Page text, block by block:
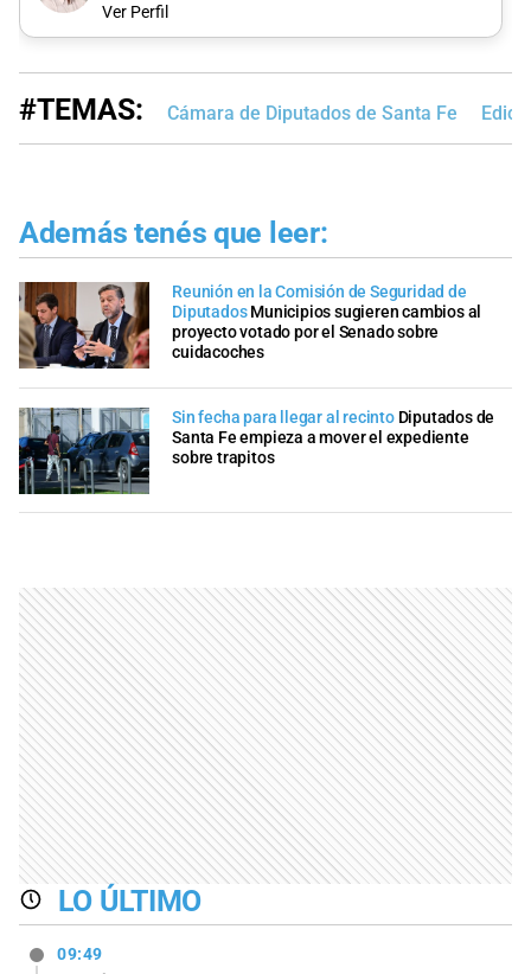
Ver Perfil
#TEMAS: Cámara de Diputados de Santa Fe
Además tenés que leer:
Reunión en la Comisión de Seguridad de
DiputadosMunicipios sugieren cambios al
proyecto votado por el Senado sobre
cuidacoches
Sin fecha para llegar al recinto Diputados de
Santa Fe empieza a mover el expediente
sobre trapitos
LO ÚLTIMO
09:49